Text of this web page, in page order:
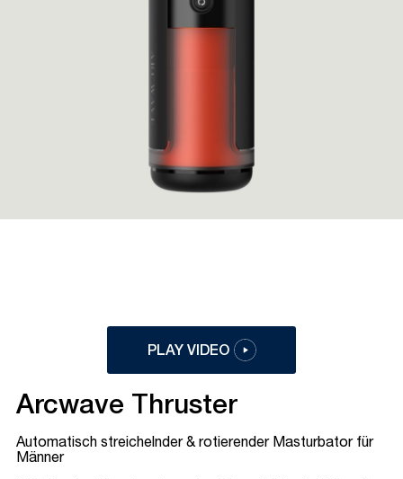
PLAY VIDEO
Arcwave Thruster
Automatisch streichelnder & rotierender Masturbator für
Männer